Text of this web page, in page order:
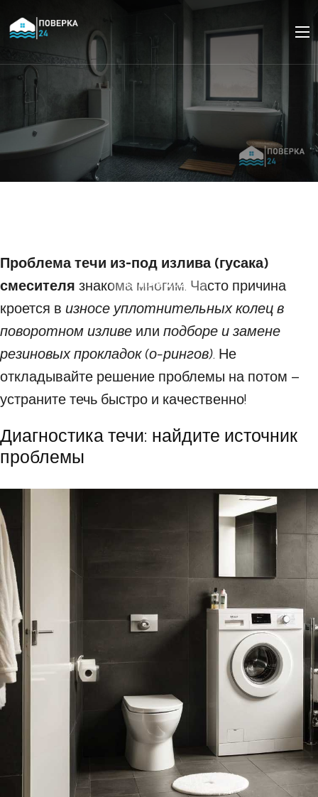
15 МАЯ 2025
Проблема течи из-под излива (гусака)
смесителя знакома многим. Часто причина
кроется в износе уплотнительных колец в
поворотном изливе или подборе и замене
резиновых прокладок (о-рингов). Не
откладывайте решение проблемы на потом –
устраните течь быстро и качественно!
Диагностика течи: найдите источник
проблемы